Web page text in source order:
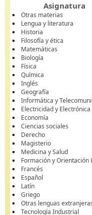
Asignatura
Otras materias
Lengua y literatura
Historia
Filosofía y ética
Matemáticas
Biología
Física
Química
Inglés
Geografía
Informática y
Electricidad y Electrónica
Economía
Ciencias sociales
Derecho
Magisterio
Medicina y Salud
Formación y Orientación
Francés
Español
Latín
Griego
Otras lenguas
Tecnología Industrial